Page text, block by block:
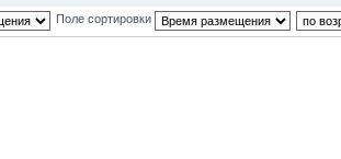
Поле сортировки